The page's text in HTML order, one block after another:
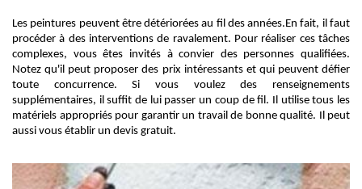
Les peintures peuvent être détériorées au fil des années.En fait, il faut
procéder à des interventions de ravalement. Pour réaliser ces tâches
complexes, vous êtes invités à convier des personnes qualifiées.
Notez qu'il peut proposer des prix intéressants et qui peuvent défier
toute concurrence. Si vous voulez des renseignements
supplémentaires, il suffit de lui passer un coup de fil. Il utilise tous les
matériels appropriés pour garantir un travail de bonne qualité. Il peut
aussi vous établir un devis gratuit.